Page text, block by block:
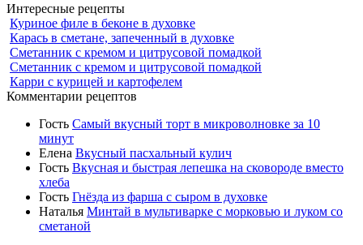
Интересные рецепты
Куриное филе в беконе в духовке
Карась в сметане, запеченный в духовке
Сметанник с кремом и цитрусовой помадкой
Сметанник с кремом и цитрусовой помадкой
Карри с курицей и картофелем
Комментарии рецептов
Гость Самый вкусный торт в микроволновке за 10
минут
Елена Вкусный пасхальный кулич
Гость Вкусная и быстрая лепешка на сковороде вместо
хлеба
Гость Гнёзда из фарша с сыром в духовке
Наталья Минтай в мультиварке с морковью и луком со
сметаной